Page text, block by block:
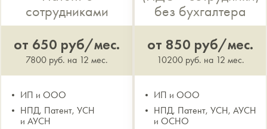
сотрудниками
от 650 руб/мес.
7800 руб. на 12 мес.
ИП и ООО
НПД, Патент, УСН
и АУСН
без бухгалтера
от 850 руб/мес.
10200 руб. на 12 мес.
ИП и ООО
НПД, Патент, УСН, АУСН
и ОСНО